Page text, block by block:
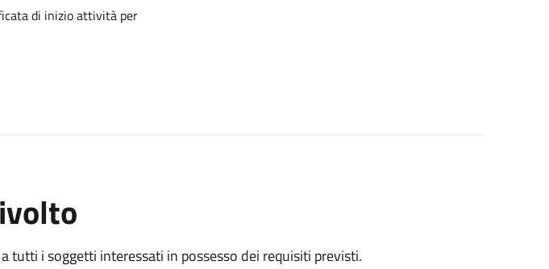
di inizio attività per
tutti i soggetti interessati in possesso dei requisiti previsti.